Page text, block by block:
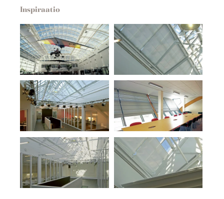
Inspiraatio